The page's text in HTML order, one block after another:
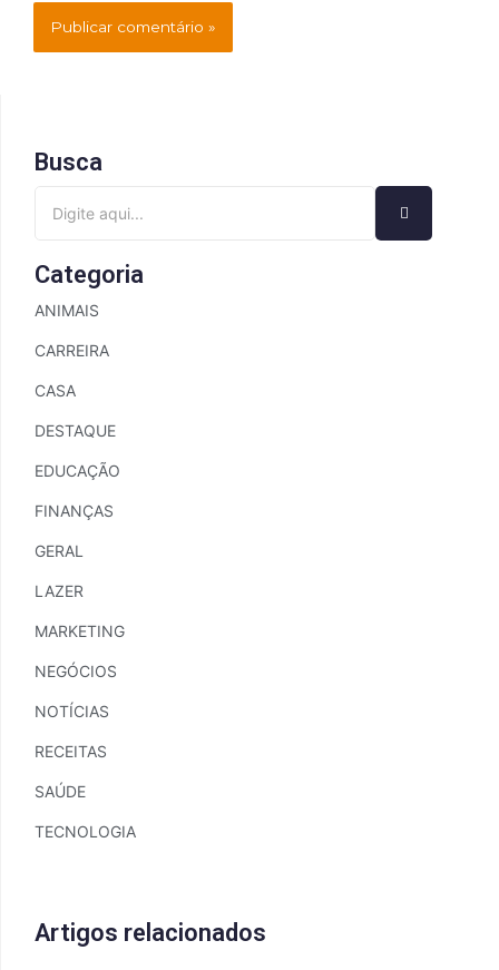
Busca
Categoria
ANIMAIS
CARREIRA
CASA
DESTAQUE
EDUCAÇÃO
FINANÇAS
GERAL
LAZER
MARKETING
NEGÓCIOS
NOTÍCIAS
RECEITAS
SAÚDE
TECNOLOGIA
Artigos relacionados